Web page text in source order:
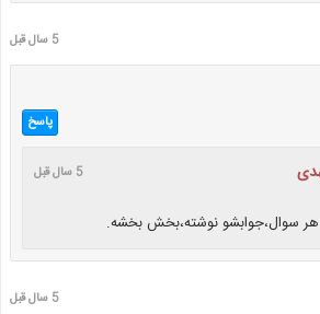
5 سال قبل
پاسخ
5 سال قبل
هر سوال،جوابشو نوشته،بخش بخشه.
5 سال قبل